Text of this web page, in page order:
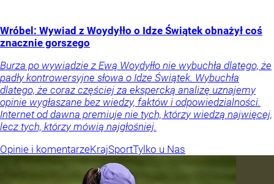
Wróbel: Wywiad z Woydyłło o Idze Świątek obnażył coś
znacznie gorszego
Burza po wywiadzie z Ewą Woydyłło nie wybuchła dlatego, że
padły kontrowersyjne słowa o Idze Świątek. Wybuchła
dlatego, że coraz częściej za ekspercką analizę uznajemy
opinie wygłaszane bez wiedzy, faktów i odpowiedzialności.
Internet od dawna premiuje nie tych, którzy wiedzą najwięcej,
lecz tych, którzy mówią najgłośniej.
Opinie i komentarzeKrajSportTylko u Nas